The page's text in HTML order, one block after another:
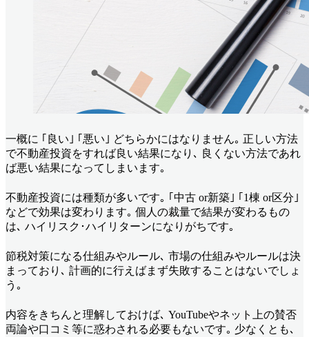
一概に ｢良い｣ ｢悪い｣ どちらかにはなりません｡ 正しい方法
で不動産投資をすれば良い結果になり､ 良くない方法であれ
ば悪い結果になってしまいます｡
不動産投資には種類が多いです｡ ｢中古 or新築｣ ｢1棟 or区分｣
などで効果は変わります｡ 個人の裁量で結果が変わるもの
は､ ハイリスク･ハイリターンになりがちです｡
節税対策になる仕組みやルール､ 市場の仕組みやルールは決
まっており､ 計画的に行えばまず失敗することはないでしょ
う｡
内容をきちんと理解しておけば､ YouTubeやネット上の賛否
両論や口コミ等に惑わされる必要もないです｡ 少なくとも､